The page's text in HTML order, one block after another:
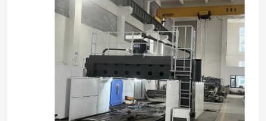
المنزل
منتجات
معلومات عنا